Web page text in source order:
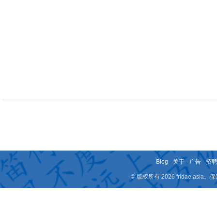
Blog - 关于 - 广告 -招
© 版权所有 2026 fridae.asia。